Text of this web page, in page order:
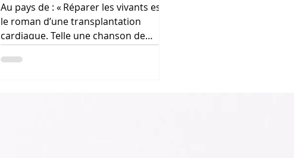
Au pays de : « Réparer les vivants est
le roman d’une transplantation
cardiaque. Telle une chanson de